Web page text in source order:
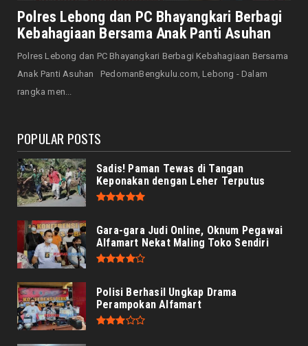
Senator Leni John Latief: Saatnya
Mengutamakan Rehabilitasi
NASIONAL
Prabowo Apresiasi Teknologi Genteng Ramah
Polres Lebong dan PC Bhayangkari Berbagi
Kebahagiaan Bersama Anak Panti Asuhan
Polres Lebong dan PC Bhayangkari Berbagi Kebahagiaan Bersama
Anak Panti Asuhan PedomanBengkulu.com, Lebong - Dalam
rangka men...
POPULAR POSTS
Sadis! Paman Tewas di Tangan
Keponakan dengan Leher Terputus
Gara-gara Judi Online, Oknum Pegawai
Alfamart Nekat Maling Toko Sendiri
Polisi Berhasil Ungkap Drama
Perampokan Alfamart